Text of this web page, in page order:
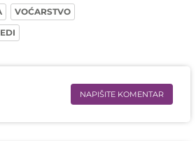
VOĆARSTVO
NAPIŠITE KOMENTAR